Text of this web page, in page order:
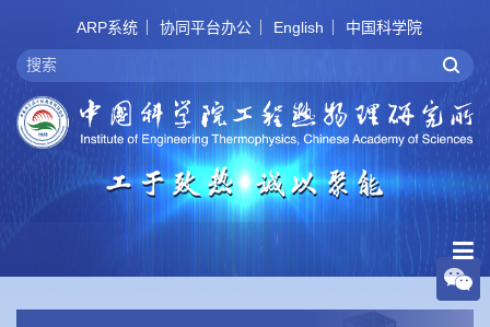
ARP系统 协同平台办公 English 中国科学院